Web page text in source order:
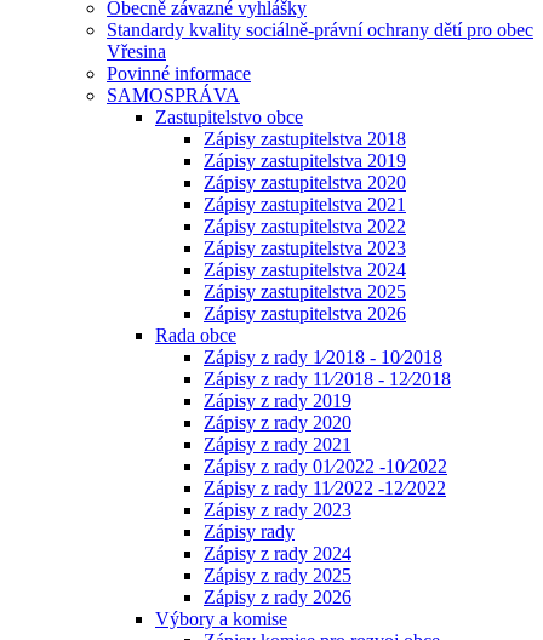
Obecně závazné vyhlášky
Standardy kvality sociálně-právní ochrany dětí pro obec
Vřesina
Povinné informace
SAMOSPRÁVA
Zastupitelstvo obce
Zápisy zastupitelstva 2018
Zápisy zastupitelstva 2019
Zápisy zastupitelstva 2020
Zápisy zastupitelstva 2021
Zápisy zastupitelstva 2022
Zápisy zastupitelstva 2023
Zápisy zastupitelstva 2024
Zápisy zastupitelstva 2025
Zápisy zastupitelstva 2026
Rada obce
Zápisy z rady 1⁄2018 - 10⁄2018
Zápisy z rady 11⁄2018 - 12⁄2018
Zápisy z rady 2019
Zápisy z rady 2020
Zápisy z rady 2021
Zápisy z rady 01⁄2022 -10⁄2022
Zápisy z rady 11⁄2022 -12⁄2022
Zápisy z rady 2023
Zápisy rady
Zápisy z rady 2024
Zápisy z rady 2025
Zápisy z rady 2026
Výbory a komise